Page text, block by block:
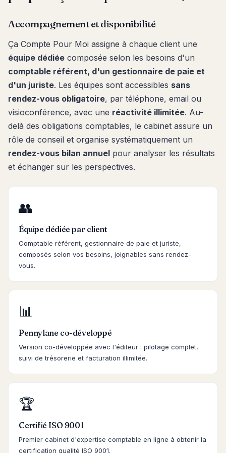
Accompagnement et disponibilité
Ça Compte Pour Moi assigne à chaque client une
équipe dédiée composée selon les besoins d'un
comptable référent, d'un gestionnaire de paie et
d'un juriste. Les équipes sont accessibles sans
rendez-vous obligatoire, par téléphone, email ou
visioconférence, avec une réactivité illimitée. Au-
delà des obligations comptables, le cabinet assure un
rôle de conseil et organise systématiquement un
rendez-vous bilan annuel pour analyser les résultats
et échanger sur les perspectives.
👥
Équipe dédiée par client
Comptable référent, gestionnaire de paie et juriste,
composés selon vos besoins, joignables sans rendez-
vous.
📊
Pennylane co-développé
Version co-développée avec l'éditeur : pilotage complet,
suivi de trésorerie et facturation illimitée.
🏆
Certifié ISO 9001
Premier cabinet d'expertise comptable en ligne à obtenir la
certification qualité ISO 9001.